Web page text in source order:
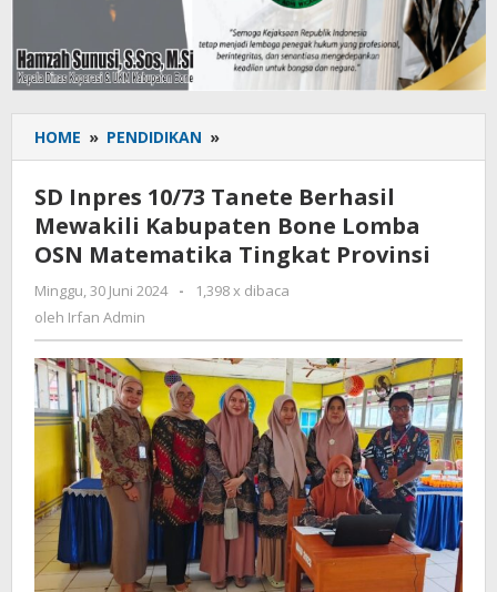
HOME » PENDIDIKAN »
Inpres
Tanete
Berhasil
Mewakili
Bone
OSN
Matematika
Tingkat
Provinsi
SD Inpres 10/73 Tanete Berhasil
Mewakili Kabupaten Bone Lomba
OSN Matematika Tingkat Provinsi
Minggu, 30 Juni 2024
oleh
-
1,398 x dibaca
oleh Irfan Admin